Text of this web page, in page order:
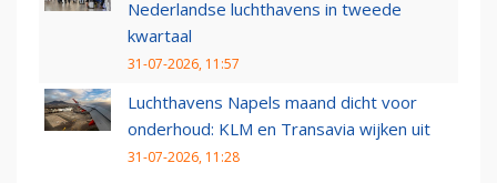
Nederlandse luchthavens in tweede
kwartaal
31-07-2026, 11:57
Luchthavens Napels maand dicht voor
onderhoud: KLM en Transavia wijken uit
31-07-2026, 11:28